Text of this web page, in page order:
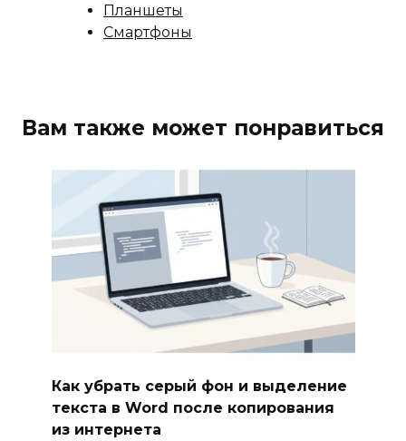
Планшеты
Смартфоны
Вам также может понравиться
Как убрать серый фон и выделение
текста в Word после копирования
из интернета